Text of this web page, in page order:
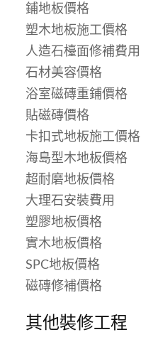
鋪地板價格
塑木地板施工價格
人造石檯面修補費用
石材美容價格
浴室磁磚重鋪價格
貼磁磚價格
卡扣式地板施工價格
海島型木地板價格
超耐磨地板價格
大理石安裝費用
塑膠地板價格
實木地板價格
SPC地板價格
磁磚修補價格
其他裝修工程